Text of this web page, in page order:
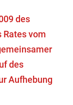
des
Rates vom
des
Aufhebung